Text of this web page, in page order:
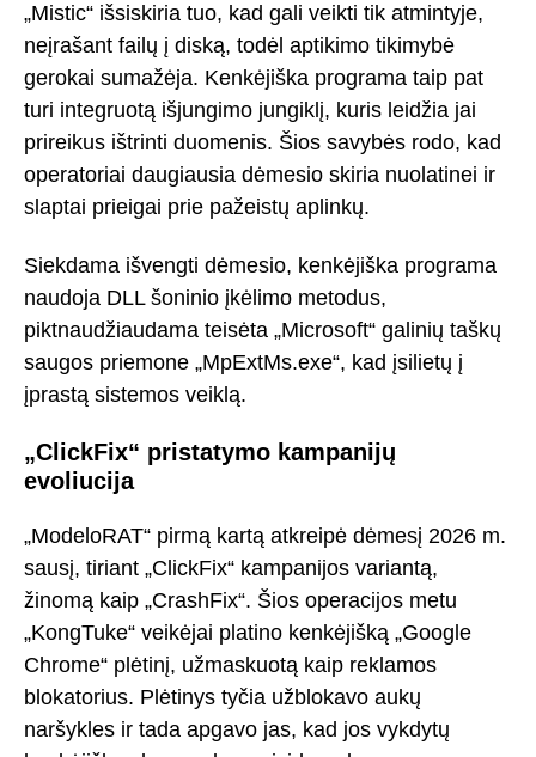
„Mistic“ išsiskiria tuo, kad gali veikti tik atmintyje,
neįrašant failų į diską, todėl aptikimo tikimybė
gerokai sumažėja. Kenkėjiška programa taip pat
turi integruotą išjungimo jungiklį, kuris leidžia jai
prireikus ištrinti duomenis. Šios savybės rodo, kad
operatoriai daugiausia dėmesio skiria nuolatinei ir
slaptai prieigai prie pažeistų aplinkų.
Siekdama išvengti dėmesio, kenkėjiška programa
naudoja DLL šoninio įkėlimo metodus,
piktnaudžiaudama teisėta „Microsoft“ galinių taškų
saugos priemone „MpExtMs.exe“, kad įsilietų į
įprastą sistemos veiklą.
„ClickFix“ pristatymo kampanijų
evoliucija
„ModeloRAT“ pirmą kartą atkreipė dėmesį 2026 m.
sausį, tiriant „ClickFix“ kampanijos variantą,
žinomą kaip „CrashFix“. Šios operacijos metu
„KongTuke“ veikėjai platino kenkėjišką „Google
Chrome“ plėtinį, užmaskuotą kaip reklamos
blokatorius. Plėtinys tyčia užblokavo aukų
naršykles ir tada apgavo jas, kad jos vykdytų